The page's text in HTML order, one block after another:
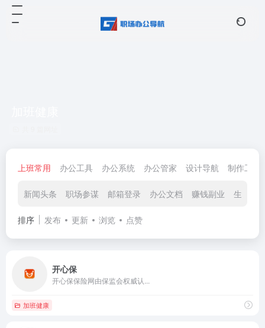
上班常用 办公工具 办公系统 办公管家 设计导航 制作工具
新闻头条 职场参谋 邮箱登录 办公文档 赚钱副业 生活查
排序 发布 更新 浏览 点赞
开心保
开心保保险网由保监会权威认...
加班健康